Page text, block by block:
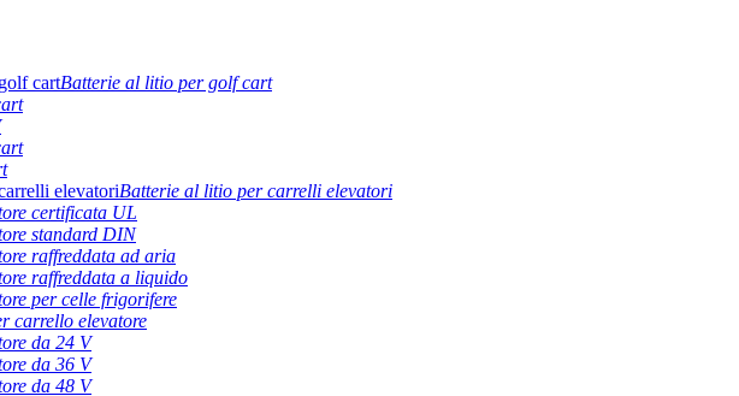
Batterie al litio per golf cart
Batterie al litio per carrelli elevatori
certificata UL
standard DIN
raffreddata ad aria
raffreddata a liquido
per celle frigorifere
carrello elevatore
da 24 V
da 36 V
da 48 V